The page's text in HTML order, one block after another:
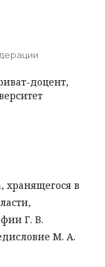
доцент,
хранящегося в
Г. В.
М. А.